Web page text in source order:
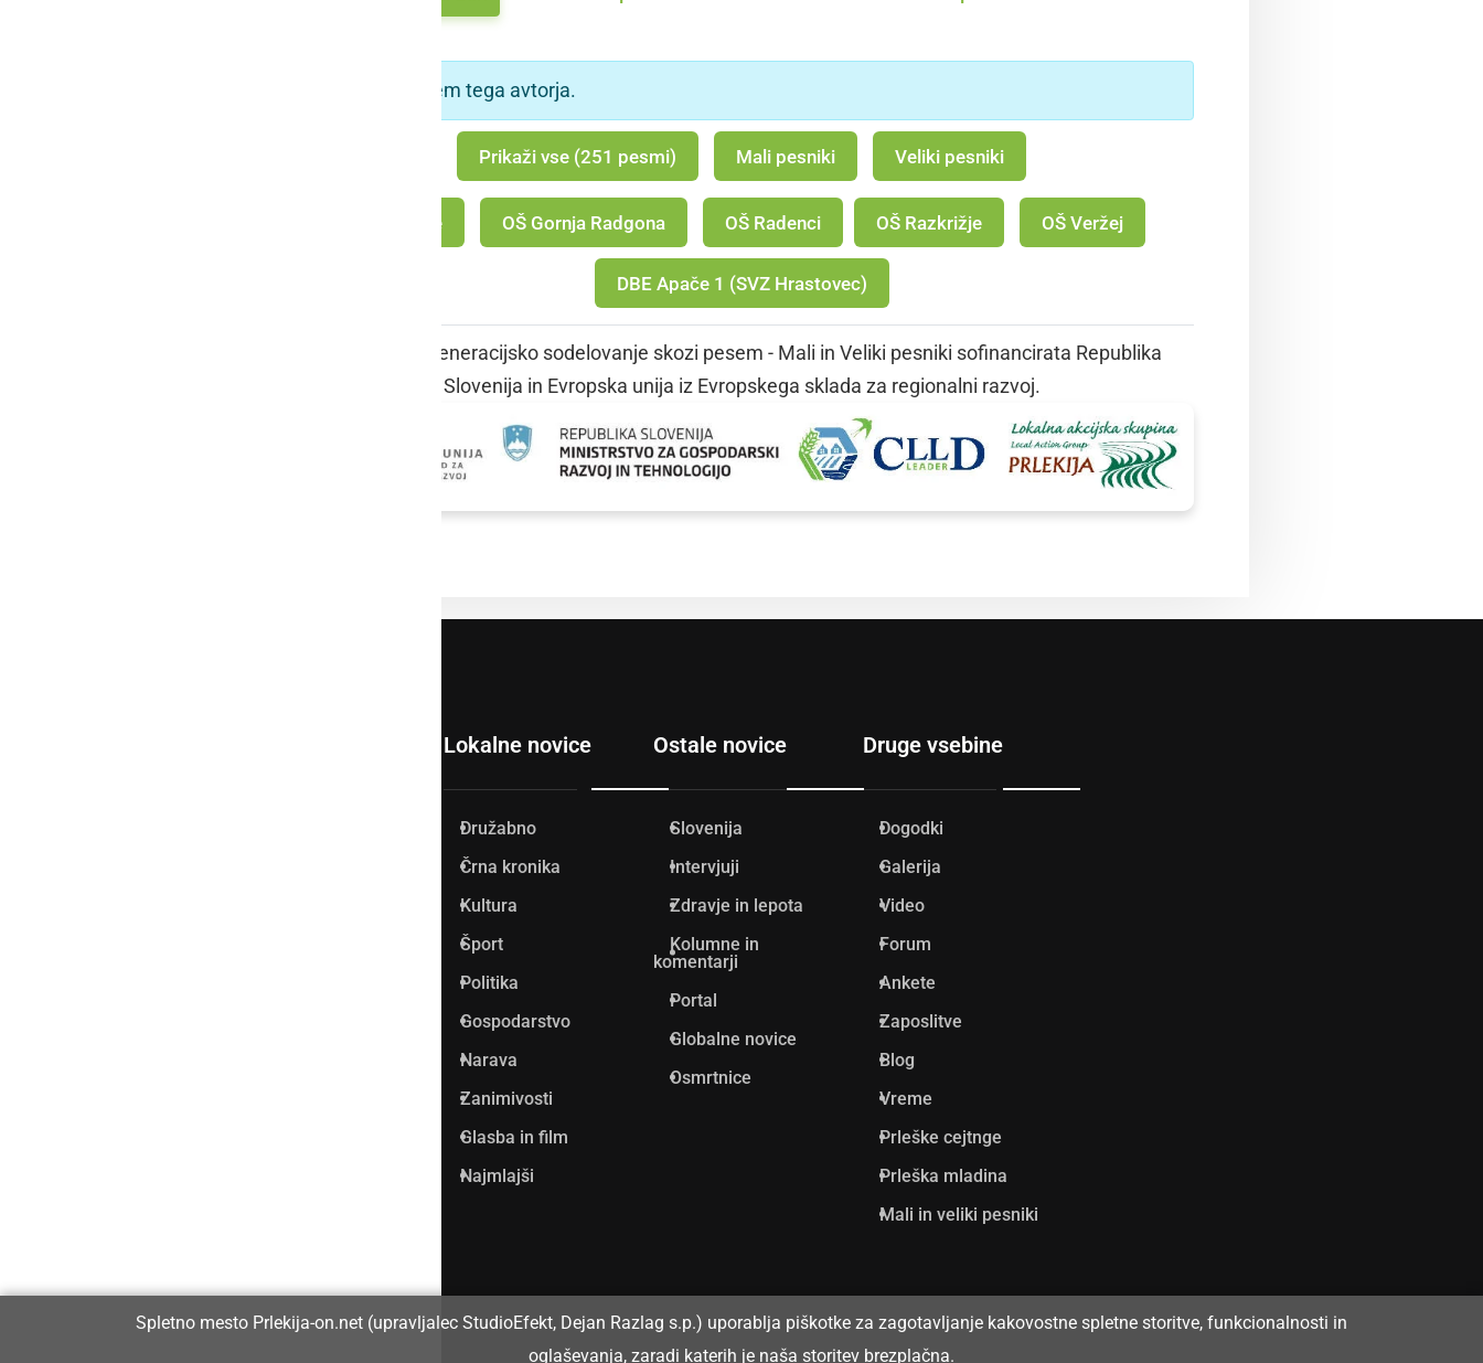
To je edina pesem tega avtorja.
Prikaži vse (251 pesmi) Mali pesniki Veliki pesniki
OŠ Apače OŠ Gornja Radgona OŠ Radenci OŠ Razkrižje OŠ Veržej
DBE Apače 1 (SVZ Hrastovec)
Projekt medgeneracijsko sodelovanje skozi pesem - Mali in Veliki pesniki sofinancirata Republika
Slovenija in Evropska unija iz Evropskega sklada za regionalni razvoj.
Lokalne novice
Družabno
Črna kronika
Kultura
Šport
Politika
Gospodarstvo
Narava
Zanimivosti
Glasba in film
Najmlajši
Ostale novice
Slovenija
Intervjuji
Zdravje in lepota
Kolumne in
komentarji
Portal
Globalne novice
Osmrtnice
Druge vsebine
Dogodki
Galerija
Video
Forum
Ankete
Zaposlitve
Blog
Vreme
Prleške cejtnge
Prleška mladina
Mali in veliki pesniki
Spletno mesto Prlekija-on.net (upravljalec StudioEfekt, Dejan Razlag s.p.) uporablja piškotke za zagotavljanje kakovostne spletne storitve, funkcionalnosti in
oglaševanja, zaradi katerih je naša storitev brezplačna.